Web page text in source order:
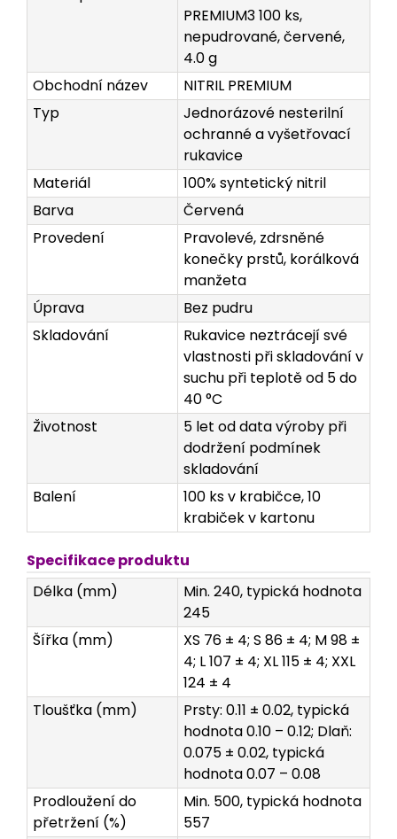
PREMIUM3 100 ks,
nepudrované, červené,
4.0 g
Obchodní název
NITRIL PREMIUM
Typ
Jednorázové nesterilní
ochranné a vyšetřovací
rukavice
Materiál
100% syntetický nitril
Barva
Červená
Provedení
Pravolevé, zdrsněné
konečky prstů, korálková
manžeta
Úprava
Bez pudru
Skladování
Rukavice neztrácejí své
vlastnosti při skladování v
suchu při teplotě od 5 do
40 °C
Životnost
5 let od data výroby při
dodržení podmínek
skladování
Balení
100 ks v krabičce, 10
krabiček v kartonu
Specifikace produktu
Délka (mm)
Min. 240, typická hodnota
245
Šířka (mm)
XS 76 ± 4; S 86 ± 4; M 98 ±
4; L 107 ± 4; XL 115 ± 4; XXL
124 ± 4
Tloušťka (mm)
Prsty: 0.11 ± 0.02, typická
hodnota 0.10 – 0.12; Dlaň:
0.075 ± 0.02, typická
hodnota 0.07 – 0.08
Prodloužení do
přetržení (%)
Min. 500, typická hodnota
557